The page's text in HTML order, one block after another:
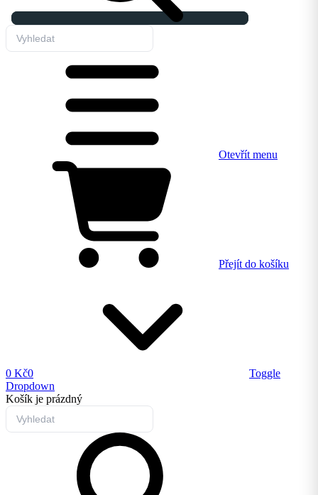
Otevřít menu
Přejít do košíku
0 Kč0
Toggle
Dropdown
Košík je prázdný